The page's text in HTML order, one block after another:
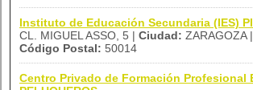
Instituto de Educación Secundaria (IES)
CL. MIGUEL ASSO, 5 | Ciudad: ZARAGOZA |
Código Postal: 50014
Centro Privado de Formación Profesional